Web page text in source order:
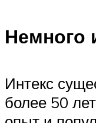
Немного
Интекс
более 50